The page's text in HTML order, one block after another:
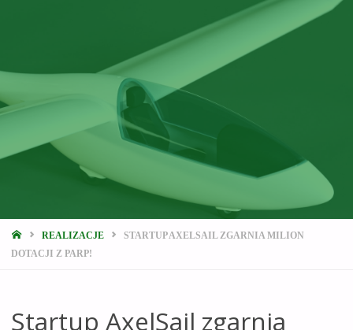
STRONA
GŁÓWNA
REALIZACJE
STARTUP AXELSAIL ZGARNIA MILION
DOTACJI Z PARP!
Startup AxelSail zgarnia